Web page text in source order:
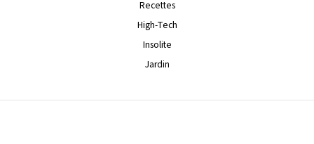
Recettes
High-Tech
Insolite
Jardin